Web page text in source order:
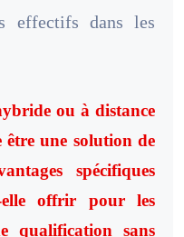
effectifs dans les
ou à distance
être une solution de
spécifiques
elle offrir pour les
qualification sans